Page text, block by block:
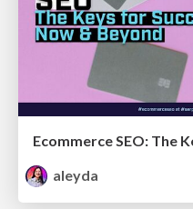
aleyda